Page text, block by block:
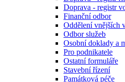
Doprava - registr
Finanční odbor
Oddělení vnějších
Odbor služeb
Osobní doklady a
Pro podnikatele
Ostatní formuláře
Stavební řízení
Památková péče